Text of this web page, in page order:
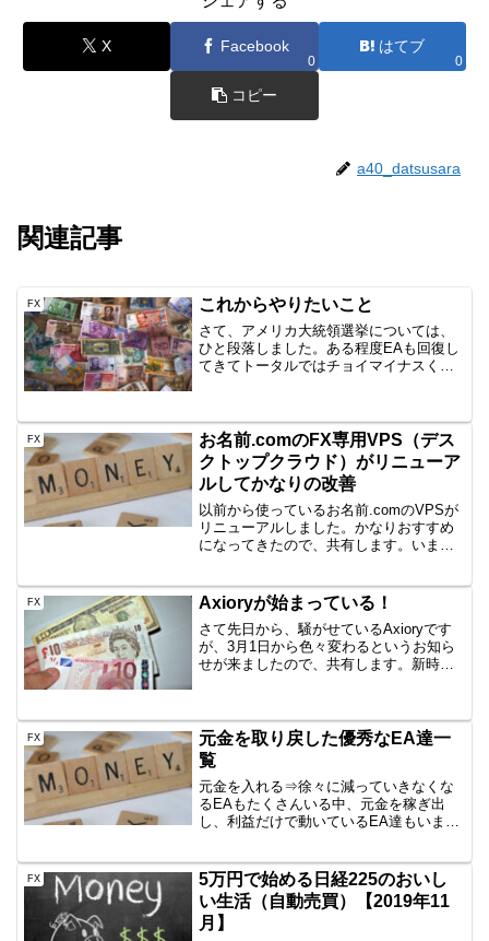
X Facebook
0
はてブ
0
コピー
a40_datsusara
関連記事
FX これからやりたいこと
さて、アメリカ大統領選挙については、
ひと段落しました。ある程度EAも回復し
てきてトータルではチョイマイナスくら
きますが、やりたいことを記録しておき
ます。EA開発をした...
FX
お名前.comのFX専用VPS（デス
クトップクラウド）がリニューア
ルしてかなりの改善
以前から使っているお名前.comのVPSが
リニューアルしました。かなりおすすめ
になってきたので、共有します。いまま
のスペックで2,160円だったし、なか...
FX Axioryが始まっている！
さて先日から、騒がせているAxioryです
が、3月1日から色々変わるというお知ら
せが来ましたので、共有します。新時代
時代到来-大きなところでは、銀行が変わ
るので入...
FX
元金を取り戻した優秀なEA達一
覧
元金を入れる⇒徐々に減っていきなくな
るEAもたくさんいる中、元金を稼ぎ出
し、利益だけで動いているEA達もいま
小さくなるので、もうしばらく我慢のも
のもあります。）一...
FX
5万円で始める日経225のおいし
い生活（自動売買）【2019年11
月】